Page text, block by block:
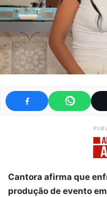
Cantora afirma que
produção de evento